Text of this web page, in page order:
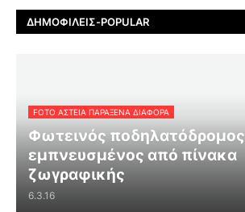
ΔΗΜΟΦΙΛΕΊΣ-POPULAR
FOTO ΑΣΤΕΙΑ ΠΑΡΑΞΕΝΑ ΔΙΑΦΟΡΑ
Φωτεινός ποδηλατόδρομος
εμπνευσμένος από πίνακα
ζωγραφικής
6.3.16